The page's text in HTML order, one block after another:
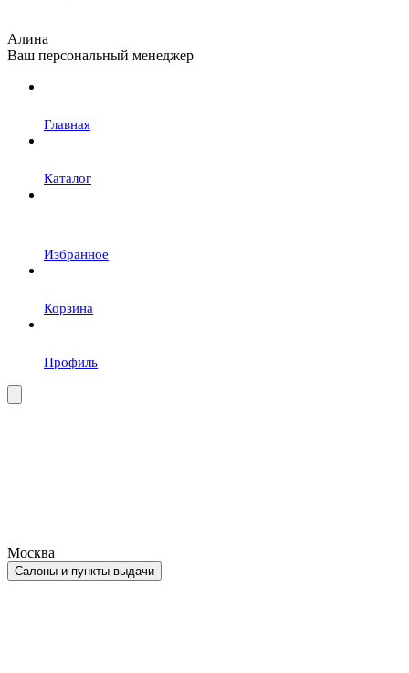
Алина
Ваш персональный менеджер
Главная
Каталог
Избранное
Корзина
Профиль
Москва
Салоны и пункты выдачи